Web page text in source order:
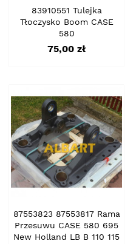
83910551 Tulejka
Tłoczysko Boom CASE
580
Cena
75,00 zł
87553823 87553817 Rama
Przesuwu CASE 580 695
New Holland LB B 110 115